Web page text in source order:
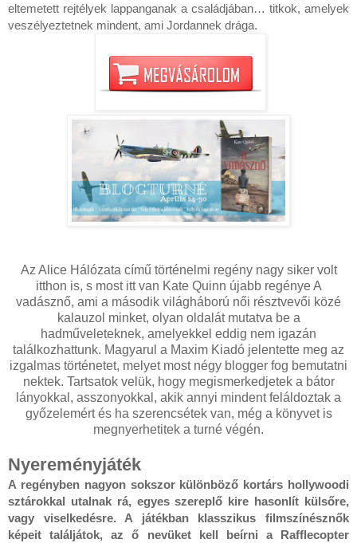
eltemetett rejtélyek lappanganak a családjában… titkok, amelyek
Az Alice Hálózata című történelmi regény nagy siker volt
itthon is, s most itt van Kate Quinn újabb regénye A
vadásznő, ami a második világháború női résztvevői közé
kalauzol minket, olyan oldalát mutatva be a
hadműveleteknek, amelyekkel eddig nem igazán
találkozhattunk. Magyarul a Maxim Kiadó jelentette meg az
izgalmas történetet, melyet most négy blogger fog bemutatni
nektek. Tartsatok velük, hogy megismerkedjetek a bátor
lányokkal, asszonyokkal, akik annyi mindent feláldoztak a
győzelemért és ha szerencsétek van, még a könyvet is
megnyerhetitek a turné végén.
Nyereményjáték
A regényben nagyon sokszor különböző kortárs hollywoodi
sztárokkal utalnak rá, egyes szereplő kire hasonlít külsőre,
vagy viselkedésre. A játékban klasszikus filmszínésznők
képeit találjátok, az ő nevüket kell beírni a Rafflecopter